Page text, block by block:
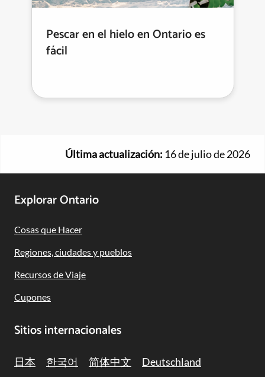
Pescar en el hielo en Ontario es
fácil
Última actualización: 16 de julio de 2026
Footer
Navigation
Explorar Ontario
Cosas que Hacer
Regiones, ciudades y pueblos
Recursos de Viaje
Cupones
Sitios internacionales
日本 한국어 简体中文
Deutschland